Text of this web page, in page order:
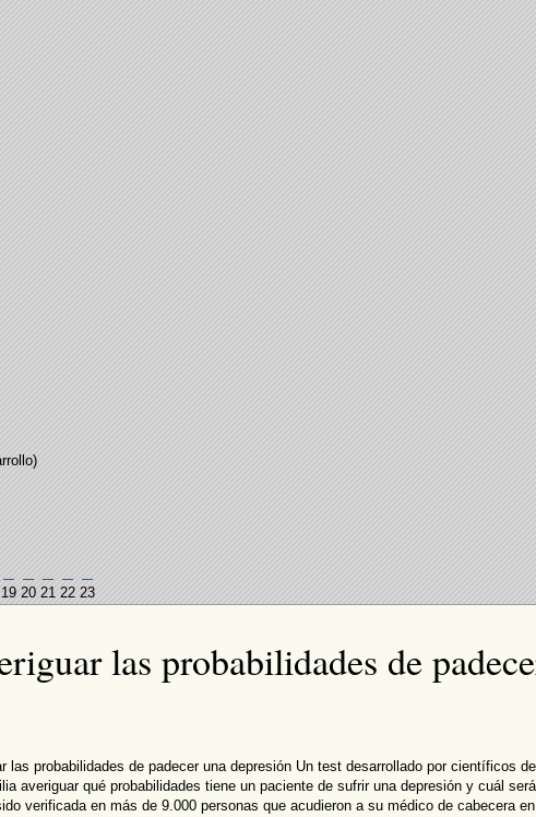
19 20 21 22 23
las probabilidades de
las probabilidades de padecer una depresión Un test desarrollado por científicos
averiguar qué probabilidades tiene un paciente de sufrir una depresión y cuál
verificada en más de 9.000 personas que acudieron a su médico de cabecera